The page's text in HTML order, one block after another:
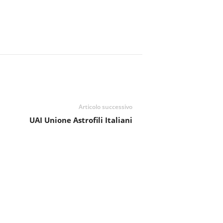
Articolo successivo
UAI Unione Astrofili Italiani